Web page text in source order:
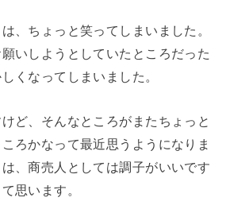
、ちょっと笑ってしまいました。
いしようとしていたところだった
くなってしまいました。
ど、そんなところがまたちょっと
ろかなって最近思うようになりま
、商売人としては調子がいいです
思います。